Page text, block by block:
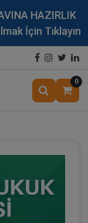
HAZIRLIK
İçin Tıklayın
0